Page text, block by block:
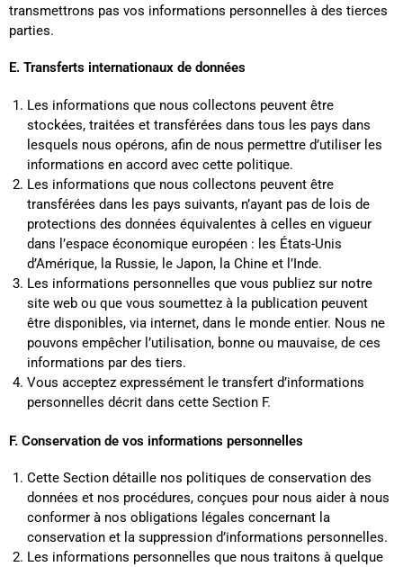
transmettrons pas vos informations personnelles à des tierces
parties.
E. Transferts internationaux de données
Les informations que nous collectons peuvent être
stockées, traitées et transférées dans tous les pays dans
lesquels nous opérons, afin de nous permettre d’utiliser les
informations en accord avec cette politique.
Les informations que nous collectons peuvent être
transférées dans les pays suivants, n’ayant pas de lois de
protections des données équivalentes à celles en vigueur
dans l’espace économique européen : les États-Unis
d’Amérique, la Russie, le Japon, la Chine et l’Inde.
Les informations personnelles que vous publiez sur notre
site web ou que vous soumettez à la publication peuvent
être disponibles, via internet, dans le monde entier. Nous ne
pouvons empêcher l’utilisation, bonne ou mauvaise, de ces
informations par des tiers.
Vous acceptez expressément le transfert d’informations
personnelles décrit dans cette Section F.
F. Conservation de vos informations personnelles
Cette Section détaille nos politiques de conservation des
données et nos procédures, conçues pour nous aider à nous
conformer à nos obligations légales concernant la
conservation et la suppression d’informations personnelles.
Les informations personnelles que nous traitons à quelque